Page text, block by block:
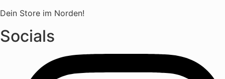
Dein Store im Norden!
Socials